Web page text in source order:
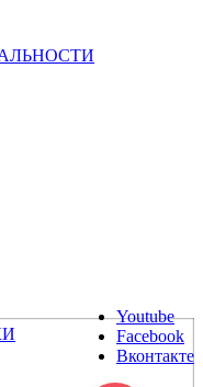
Youtube
Facebook
Вконтакте